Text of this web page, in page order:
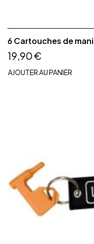
6 Cartouches de
19,90 €
AJOUTER AU PANIER